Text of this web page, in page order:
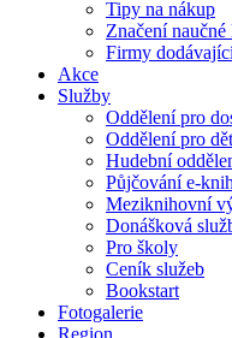
Tipy na nákup
Značení
Firmy
Akce
Služby
Oddělení pro
Oddělení pro
Hudební
Půjčování e-knih
Meziknihovní
Donášková
Pro školy
Ceník služeb
Bookstart
Fotogalerie
Region